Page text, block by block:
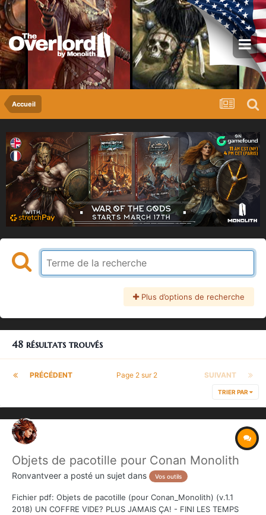
Accueil
Plus d’options de recherche
48 résultats trouvés
PRÉCÉDENT SUIVANT
Page 2 sur 2
TRIER PAR
Objets de pacotille pour Conan Monolith
Ronvantveer a posté un sujet dans Vos outils
Fichier pdf: Objets de pacotille (pour Conan_Monolith) (v.1.1
2018) UN COFFRE VIDE? PLUS JAMAIS ÇA! - FINI LES TEMPS